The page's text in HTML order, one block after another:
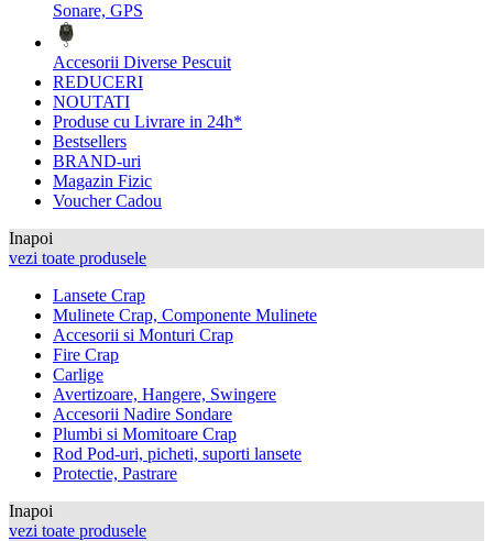
Sonare, GPS
Accesorii Diverse Pescuit
REDUCERI
NOUTATI
Produse cu Livrare in 24h*
Bestsellers
BRAND-uri
Magazin Fizic
Voucher Cadou
Inapoi
vezi toate produsele
Lansete Crap
Mulinete Crap, Componente Mulinete
Accesorii si Monturi Crap
Fire Crap
Carlige
Avertizoare, Hangere, Swingere
Accesorii Nadire Sondare
Plumbi si Momitoare Crap
Rod Pod-uri, picheti, suporti lansete
Protectie, Pastrare
Inapoi
vezi toate produsele